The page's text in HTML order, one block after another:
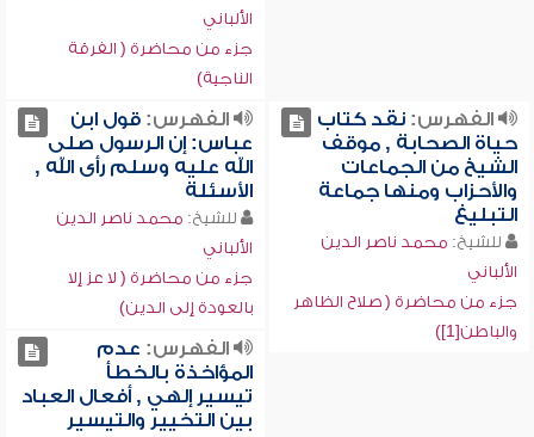
الألباني
جزء من محاضرة ( الفرقة
الناجية)
الفهرس:نقد كتاب
حياة الصحابة , موقف
الشيخ من الجماعات
والأحزاب ومنها جماعة
التبليغ
للشيخ: محمد ناصر الدين
الألباني
جزء من محاضرة ( صلاح الظاهر
والباطن[1])
الفهرس:قول ابن
عباس: إن الرسول صلى
الله عليه وسلم رأى الله ,
الأسئلة
للشيخ: محمد ناصر الدين
الألباني
جزء من محاضرة ( لا عز إلا
بالعودة إلى الدين)
الفهرس: عدم
المؤاخذة بالخطأ
تيسير إلهي , أفعال العباد
بين التخيير والتيسير